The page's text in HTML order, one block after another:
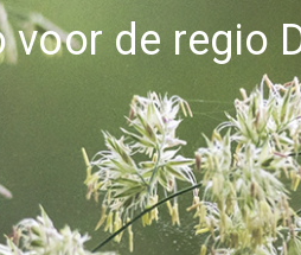
de regio